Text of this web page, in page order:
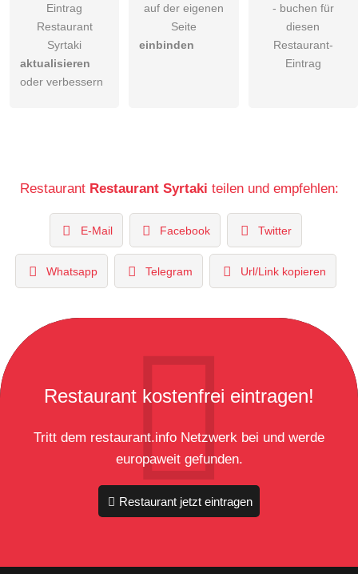
Eintrag
Restaurant
Syrtaki
aktualisieren
oder verbessern
auf der eigenen
Seite
einbinden
- buchen für
diesen
Restaurant-
Eintrag
Restaurant Restaurant Syrtaki teilen und empfehlen:
E-Mail Facebook Twitter
Whatsapp Telegram Url/Link kopieren
Restaurant kostenfrei eintragen!
Tritt dem restaurant.info Netzwerk bei und werde
europaweit gefunden.
Restaurant jetzt eintragen